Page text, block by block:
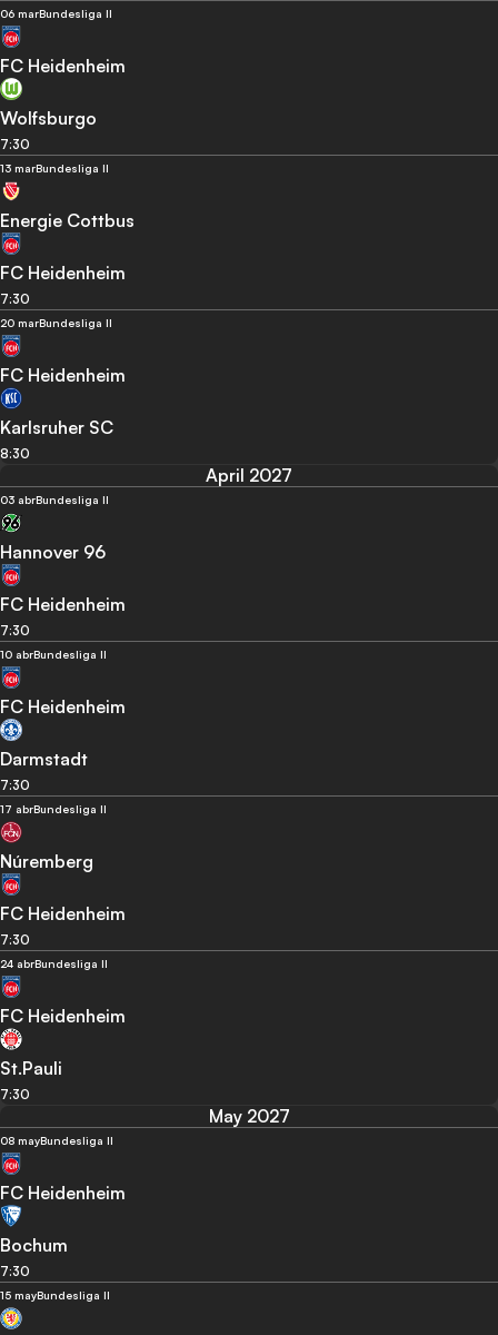
06 marBundesliga II
FC Heidenheim
Wolfsburgo
7:30
13 marBundesliga II
Energie Cottbus
FC Heidenheim
7:30
20 marBundesliga II
FC Heidenheim
Karlsruher SC
8:30
April 2027
03 abrBundesliga II
Hannover 96
FC Heidenheim
7:30
10 abrBundesliga II
FC Heidenheim
Darmstadt
7:30
17 abrBundesliga II
Núremberg
FC Heidenheim
7:30
24 abrBundesliga II
FC Heidenheim
St.Pauli
7:30
May 2027
08 mayBundesliga II
FC Heidenheim
Bochum
7:30
15 mayBundesliga II